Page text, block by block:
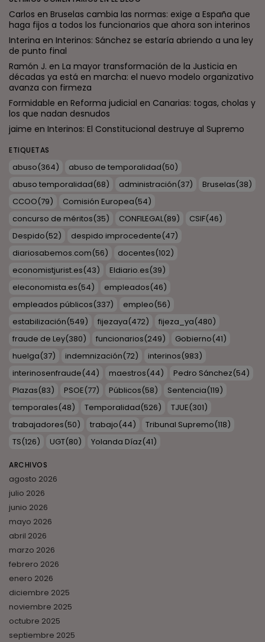
Carlos en Bruselas cambia las normas: exige a España que
haga fijos a todos los funcionarios que ahora son interinos
Interina en Interinos: Sánchez se estaría abriendo a una ley
de punto final
Ramón J. en La mayor transformación de la Justicia en
décadas ya está en marcha: el nuevo modelo organizativo
avanza con firmeza
Formidable en Reforma judicial en Canarias: togas, cholas y
los que nadan desnudos
jaime en Interinos: El Constitucional destruye al Supremo
ETIQUETAS
abuso(364) abuso de temporalidad(50)
abuso temporalidad(68) administración(37) Bruselas(38)
CCOO(79) Comisión Europea(54)
concurso de méritos(35) CONFILEGAL(89) CSIF(46)
Despido(52) despido improcedente(47)
diariosabemos.com(56) docentes(102)
economistjurist.es(43) Eldiario.es(39)
eleconomista.es(54) empleados(46)
empleados públicos(337) empleo(56)
estabilización(549) fijezaya(472) fijeza_ya(480)
fraude de Ley(380) funcionarios(249) Gobierno(41)
huelga(37) indemnización(72) interinos(983)
interinosenfraude(44) maestros(44) Pedro Sánchez(54)
Plazas(83) PSOE(77) Públicos(58) Sentencia(119)
temporales(48) Temporalidad(526) TJUE(301)
trabajadores(50) trabajo(44) Tribunal Supremo(118)
TS(126) UGT(80) Yolanda Díaz(41)
ARCHIVOS
agosto 2026
julio 2026
junio 2026
mayo 2026
abril 2026
marzo 2026
febrero 2026
enero 2026
diciembre 2025
noviembre 2025
octubre 2025
septiembre 2025